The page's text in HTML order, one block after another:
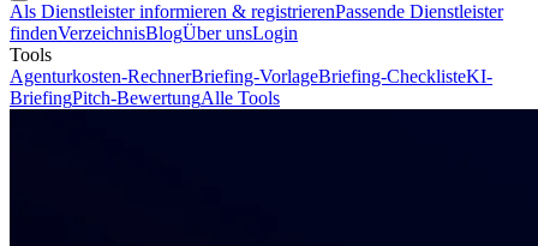
Als Dienstleister informieren & registrierenPassende Dienstleister
findenVerzeichnisBlogÜber unsLogin
Tools
Agenturkosten-RechnerBriefing-VorlageBriefing-ChecklisteKI-
BriefingPitch-BewertungAlle Tools